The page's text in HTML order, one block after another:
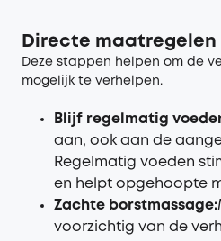
Directe maatregelen
Deze stappen helpen om de
mogelijk te verhelpen.
Blijf regelmatig
aan, ook aan de
Regelmatig voeden
en helpt opgehoopte
Zachte borstmassage:
voorzichtig van de